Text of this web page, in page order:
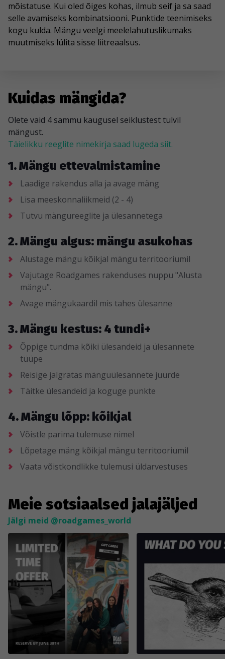
mõistatuse. Kui oled õiges kohas, ilmub seif ja sa saad
selle avamiseks kombinatsiooni. Punktide teenimiseks
kogu kulda. Mängu veelgi meelelahutuslikumaks
muutmiseks lülita sisse liitreaalsus.
Kuidas mängida?
Olete vaid 4 sammu kaugusel seiklustest tulvil
mängust.
Täielikku reeglite nimekirja saad lugeda siit.
1. Mängu ettevalmistamine
Laadige rakendus alla ja avage mäng
Lisa meeskonnaliikmeid (2 - 4)
Tutvu mängureeglite ja ülesannetega
2. Mängu algus: mängu asukohas
Alustage mängu kõikjal mängu territooriumil
Vajutage Roadgames rakenduses nuppu "Alusta
mängu".
Avage mängukaardil mis tahes ülesanne
3. Mängu kestus: 4 tundi+
Õppige tundma kõiki ülesandeid ja ülesannete
tüüpe
Reisige jalgratas mänguülesannete juurde
Täitke ülesandeid ja koguge punkte
4. Mängu lõpp: kõikjal
Võistle parima tulemuse nimel
Lõpetage mäng kõikjal mängu territooriumil
Vaata võistkondlikke tulemusi üldarvestuses
Meie sotsiaalsed jalajäljed
Jälgi meid @roadgames_world